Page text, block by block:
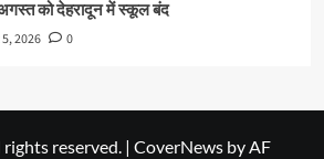
अगस्त को देहरादून में स्कूल बंद
2026 0
reserved. | CoverNews by AF